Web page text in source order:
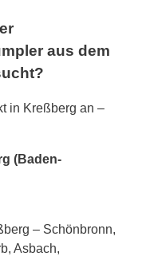
aus dem
in Kreßberg an –
(Baden-
– Schönbronn,
Asbach,